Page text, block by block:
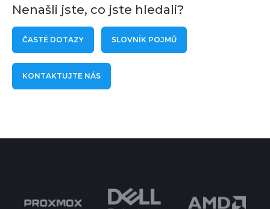
Nenašli jste, co jste hledali?
ČASTÉ DOTAZY SLOVNÍK POJMŮ
KONTAKTUJTE NÁS